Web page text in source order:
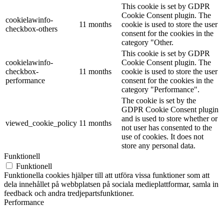
cookielawinfo-
checkbox-others
11 months
This cookie is set by GDPR
Cookie Consent plugin. The
cookie is used to store the user
consent for the cookies in the
category "Other.
cookielawinfo-
checkbox-
performance
11 months
This cookie is set by GDPR
Cookie Consent plugin. The
cookie is used to store the user
consent for the cookies in the
category "Performance".
viewed_cookie_policy 11 months
The cookie is set by the
GDPR Cookie Consent plugin
and is used to store whether or
not user has consented to the
use of cookies. It does not
store any personal data.
Funktionell
Funktionell
Funktionella cookies hjälper till att utföra vissa funktioner som att
dela innehållet på webbplatsen på sociala medieplattformar, samla in
feedback och andra tredjepartsfunktioner.
Performance